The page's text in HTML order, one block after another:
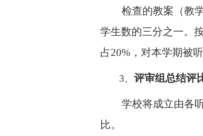
检查的教案（教
学生数的三分之一。
占20% ，对本学期被
3、 评审组总结评
学校将成立由各
比。